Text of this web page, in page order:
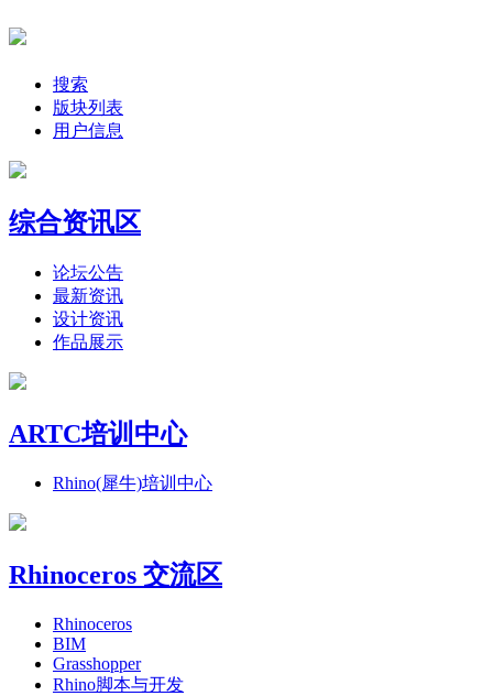
搜索
版块列表
用户信息
综合资讯区
论坛公告
最新资讯
设计资讯
作品展示
ARTC培训中心
Rhino(犀牛)培训中心
Rhinoceros 交流区
Rhinoceros
BIM
Grasshopper
Rhino脚本与开发